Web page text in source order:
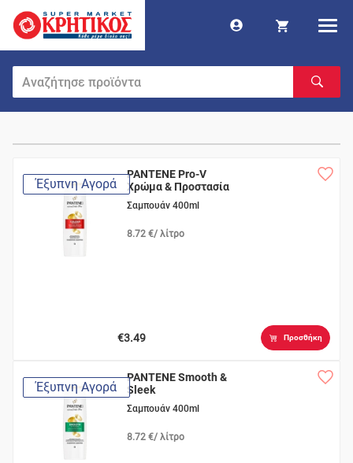
Έξυπνη Αγορά
PANTENE Pro-V
Χρώμα & Προστασία
Σαμπουάν 400ml
8.72 €/ λίτρο
€3.49 Προσθήκη
Έξυπνη Αγορά
PANTENE Smooth &
Sleek
Σαμπουάν 400ml
8.72 €/ λίτρο